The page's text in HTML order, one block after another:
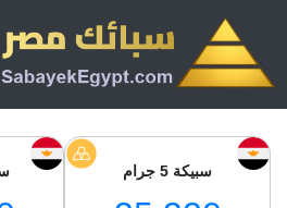
أسعار الذهب
سبيكة 5 جرام